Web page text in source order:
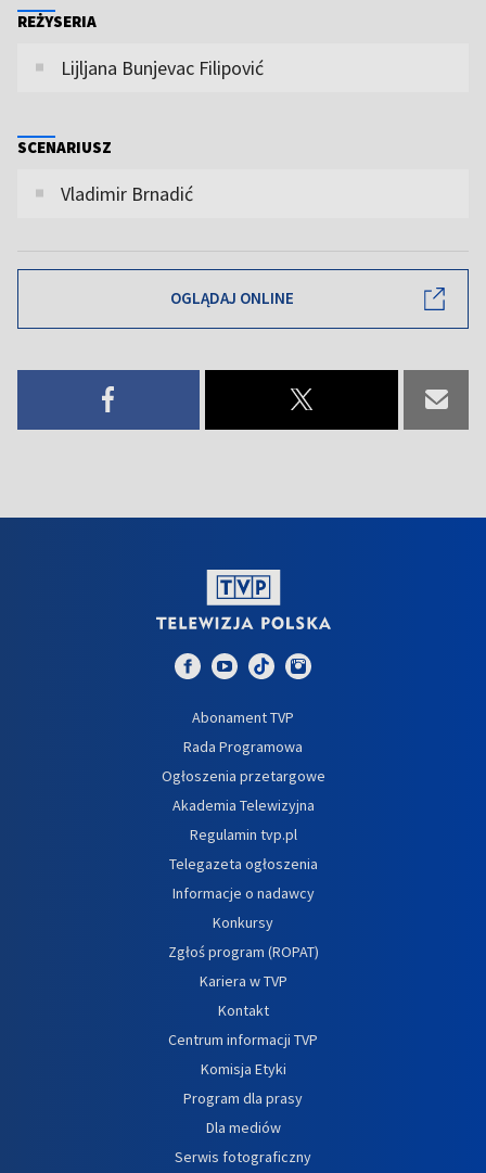
REŻYSERIA
Lijljana Bunjevac Filipović
SCENARIUSZ
Vladimir Brnadić
OGLĄDAJ ONLINE
Abonament TVP
Rada Programowa
Ogłoszenia przetargowe
Akademia Telewizyjna
Regulamin tvp.pl
Telegazeta ogłoszenia
Informacje o nadawcy
Konkursy
Zgłoś program (ROPAT)
Kariera w TVP
Kontakt
Centrum informacji TVP
Komisja Etyki
Program dla prasy
Dla mediów
Serwis fotograficzny